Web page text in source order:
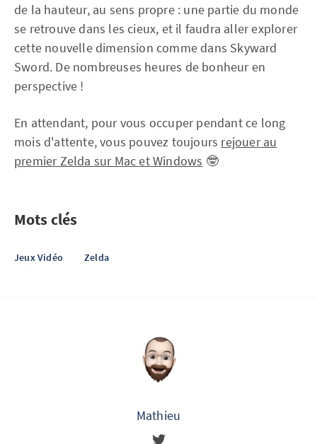
de la hauteur, au sens propre : une partie du monde
se retrouve dans les cieux, et il faudra aller explorer
cette nouvelle dimension comme dans Skyward
Sword. De nombreuses heures de bonheur en
perspective !
En attendant, pour vous occuper pendant ce long
mois d'attente, vous pouvez toujours rejouer au
premier Zelda sur Mac et Windows 🤓
Mots clés
Jeux Vidéo Zelda
Mathieu